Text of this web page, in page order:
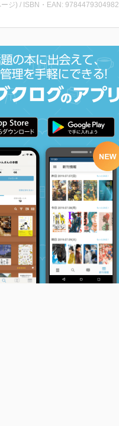
ジ) / ISBN・EAN: 9784479304982